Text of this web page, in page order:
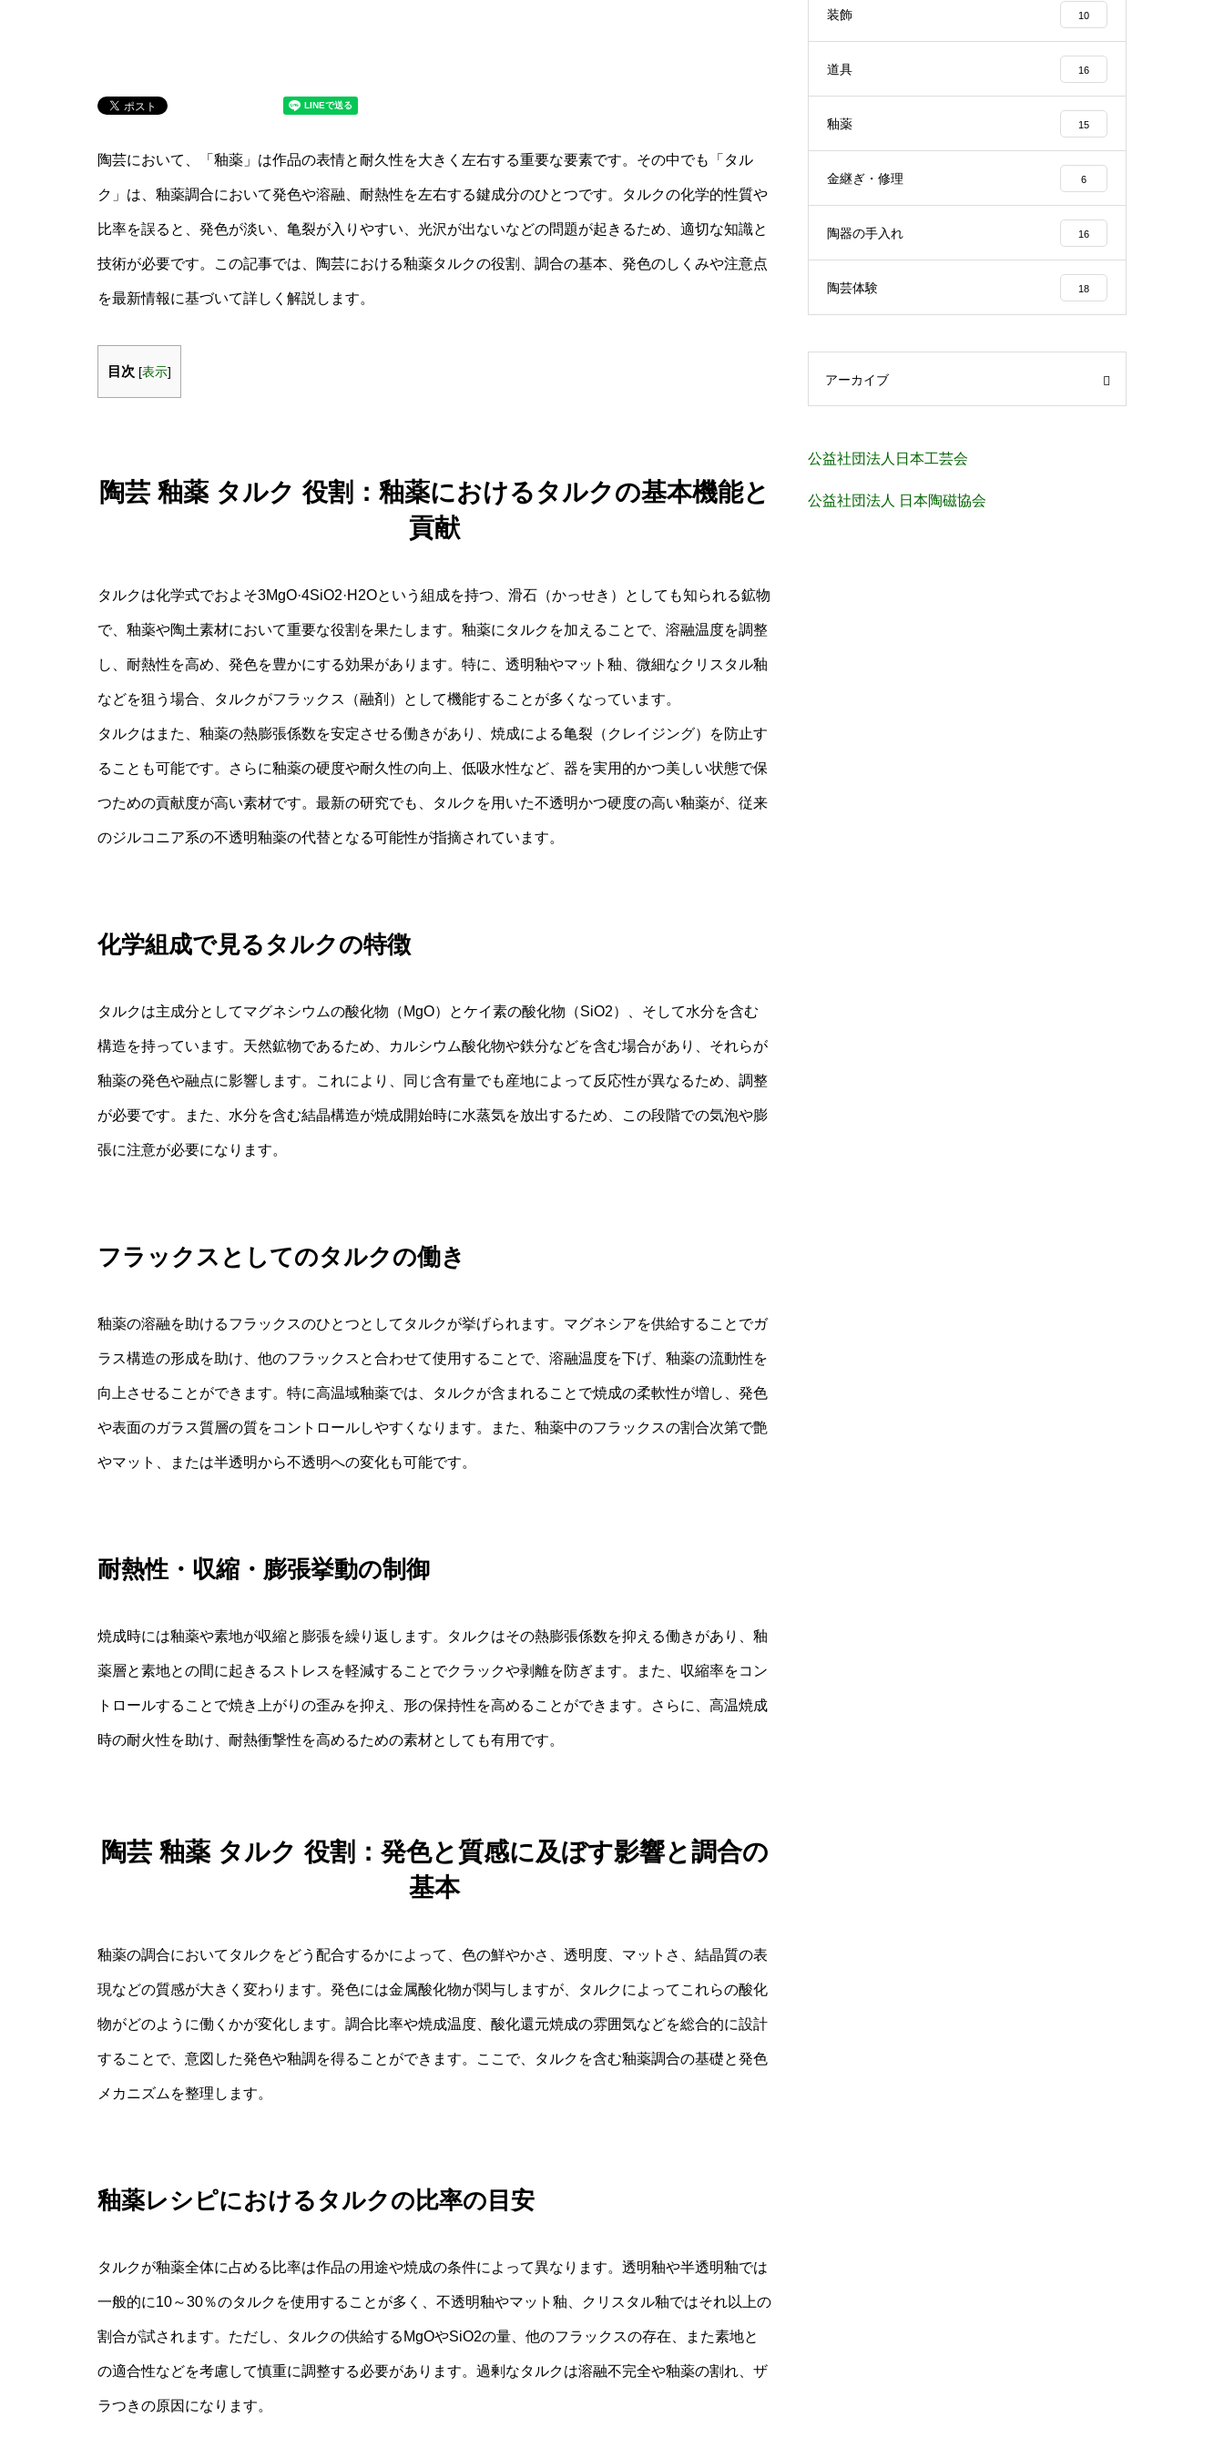
陶芸において、「釉薬」は作品の表情と耐久性を大きく左右する重要な要素です。その中でも「タル
ク」は、釉薬調合において発色や溶融、耐熱性を左右する鍵成分のひとつです。タルクの化学的性質や
比率を誤ると、発色が淡い、亀裂が入りやすい、光沢が出ないなどの問題が起きるため、適切な知識と
技術が必要です。この記事では、陶芸における釉薬タルクの役割、調合の基本、発色のしくみや注意点
を最新情報に基づいて詳しく解説します。
目次 [表示]
陶芸 釉薬 タルク 役割：釉薬におけるタルクの基本機能と
貢献
タルクは化学式でおよそ3MgO·4SiO2·H2Oという組成を持つ、滑石（かっせき）としても知られる鉱物
で、釉薬や陶土素材において重要な役割を果たします。釉薬にタルクを加えることで、溶融温度を調整
し、耐熱性を高め、発色を豊かにする効果があります。特に、透明釉やマット釉、微細なクリスタル釉
などを狙う場合、タルクがフラックス（融剤）として機能することが多くなっています。
タルクはまた、釉薬の熱膨張係数を安定させる働きがあり、焼成による亀裂（クレイジング）を防止す
ることも可能です。さらに釉薬の硬度や耐久性の向上、低吸水性など、器を実用的かつ美しい状態で保
つための貢献度が高い素材です。最新の研究でも、タルクを用いた不透明かつ硬度の高い釉薬が、従来
のジルコニア系の不透明釉薬の代替となる可能性が指摘されています。
化学組成で見るタルクの特徴
タルクは主成分としてマグネシウムの酸化物（MgO）とケイ素の酸化物（SiO2）、そして水分を含む
構造を持っています。天然鉱物であるため、カルシウム酸化物や鉄分などを含む場合があり、それらが
釉薬の発色や融点に影響します。これにより、同じ含有量でも産地によって反応性が異なるため、調整
が必要です。また、水分を含む結晶構造が焼成開始時に水蒸気を放出するため、この段階での気泡や膨
張に注意が必要になります。
フラックスとしてのタルクの働き
釉薬の溶融を助けるフラックスのひとつとしてタルクが挙げられます。マグネシアを供給することでガ
ラス構造の形成を助け、他のフラックスと合わせて使用することで、溶融温度を下げ、釉薬の流動性を
向上させることができます。特に高温域釉薬では、タルクが含まれることで焼成の柔軟性が増し、発色
や表面のガラス質層の質をコントロールしやすくなります。また、釉薬中のフラックスの割合次第で艶
やマット、または半透明から不透明への変化も可能です。
耐熱性・収縮・膨張挙動の制御
焼成時には釉薬や素地が収縮と膨張を繰り返します。タルクはその熱膨張係数を抑える働きがあり、釉
薬層と素地との間に起きるストレスを軽減することでクラックや剥離を防ぎます。また、収縮率をコン
トロールすることで焼き上がりの歪みを抑え、形の保持性を高めることができます。さらに、高温焼成
時の耐火性を助け、耐熱衝撃性を高めるための素材としても有用です。
陶芸 釉薬 タルク 役割：発色と質感に及ぼす影響と調合の
基本
釉薬の調合においてタルクをどう配合するかによって、色の鮮やかさ、透明度、マットさ、結晶質の表
現などの質感が大きく変わります。発色には金属酸化物が関与しますが、タルクによってこれらの酸化
物がどのように働くかが変化します。調合比率や焼成温度、酸化還元焼成の雰囲気などを総合的に設計
することで、意図した発色や釉調を得ることができます。ここで、タルクを含む釉薬調合の基礎と発色
メカニズムを整理します。
釉薬レシピにおけるタルクの比率の目安
タルクが釉薬全体に占める比率は作品の用途や焼成の条件によって異なります。透明釉や半透明釉では
一般的に10～30％のタルクを使用することが多く、不透明釉やマット釉、クリスタル釉ではそれ以上の
割合が試されます。ただし、タルクの供給するMgOやSiO2の量、他のフラックスの存在、また素地と
の適合性などを考慮して慎重に調整する必要があります。過剰なタルクは溶融不完全や釉薬の割れ、ザ
ラつきの原因になります。
装飾 10
道具 16
釉薬 15
金継ぎ・修理 6
陶器の手入れ 16
陶芸体験 18
アーカイブ
公益社団法人日本工芸会
公益社団法人 日本陶磁協会